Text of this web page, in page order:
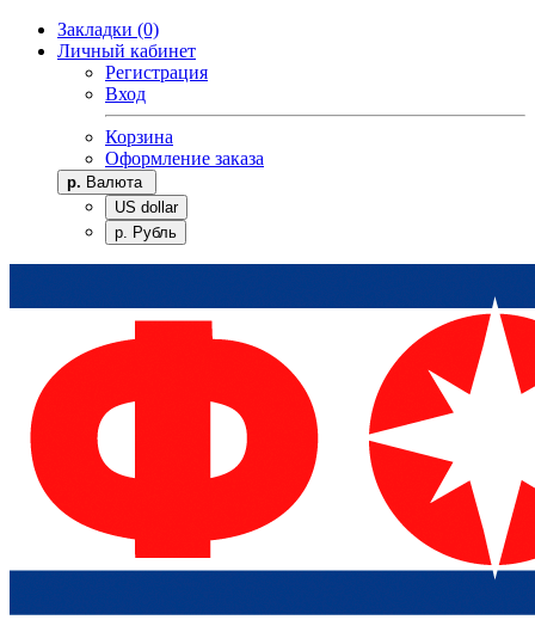
Закладки (0)
Личный кабинет
Регистрация
Вход
Корзина
Оформление заказа
р. Валюта
US dollar
р. Рубль